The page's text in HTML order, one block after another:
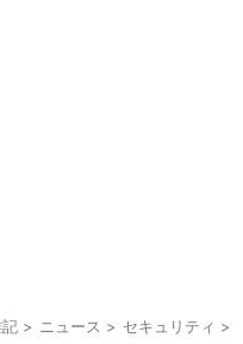
> ニュース > セキュリティ >